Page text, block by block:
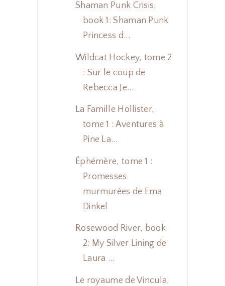
Shaman Punk Crisis,
book 1: Shaman Punk
Princess d...
Wildcat Hockey, tome 2
: Sur le coup de
Rebecca Je...
La Famille Hollister,
tome 1 : Aventures à
Pine La...
Éphémère, tome 1 :
Promesses
murmurées de Ema
Dinkel
Rosewood River, book
2: My Silver Lining de
Laura ...
Le royaume de Vincula,